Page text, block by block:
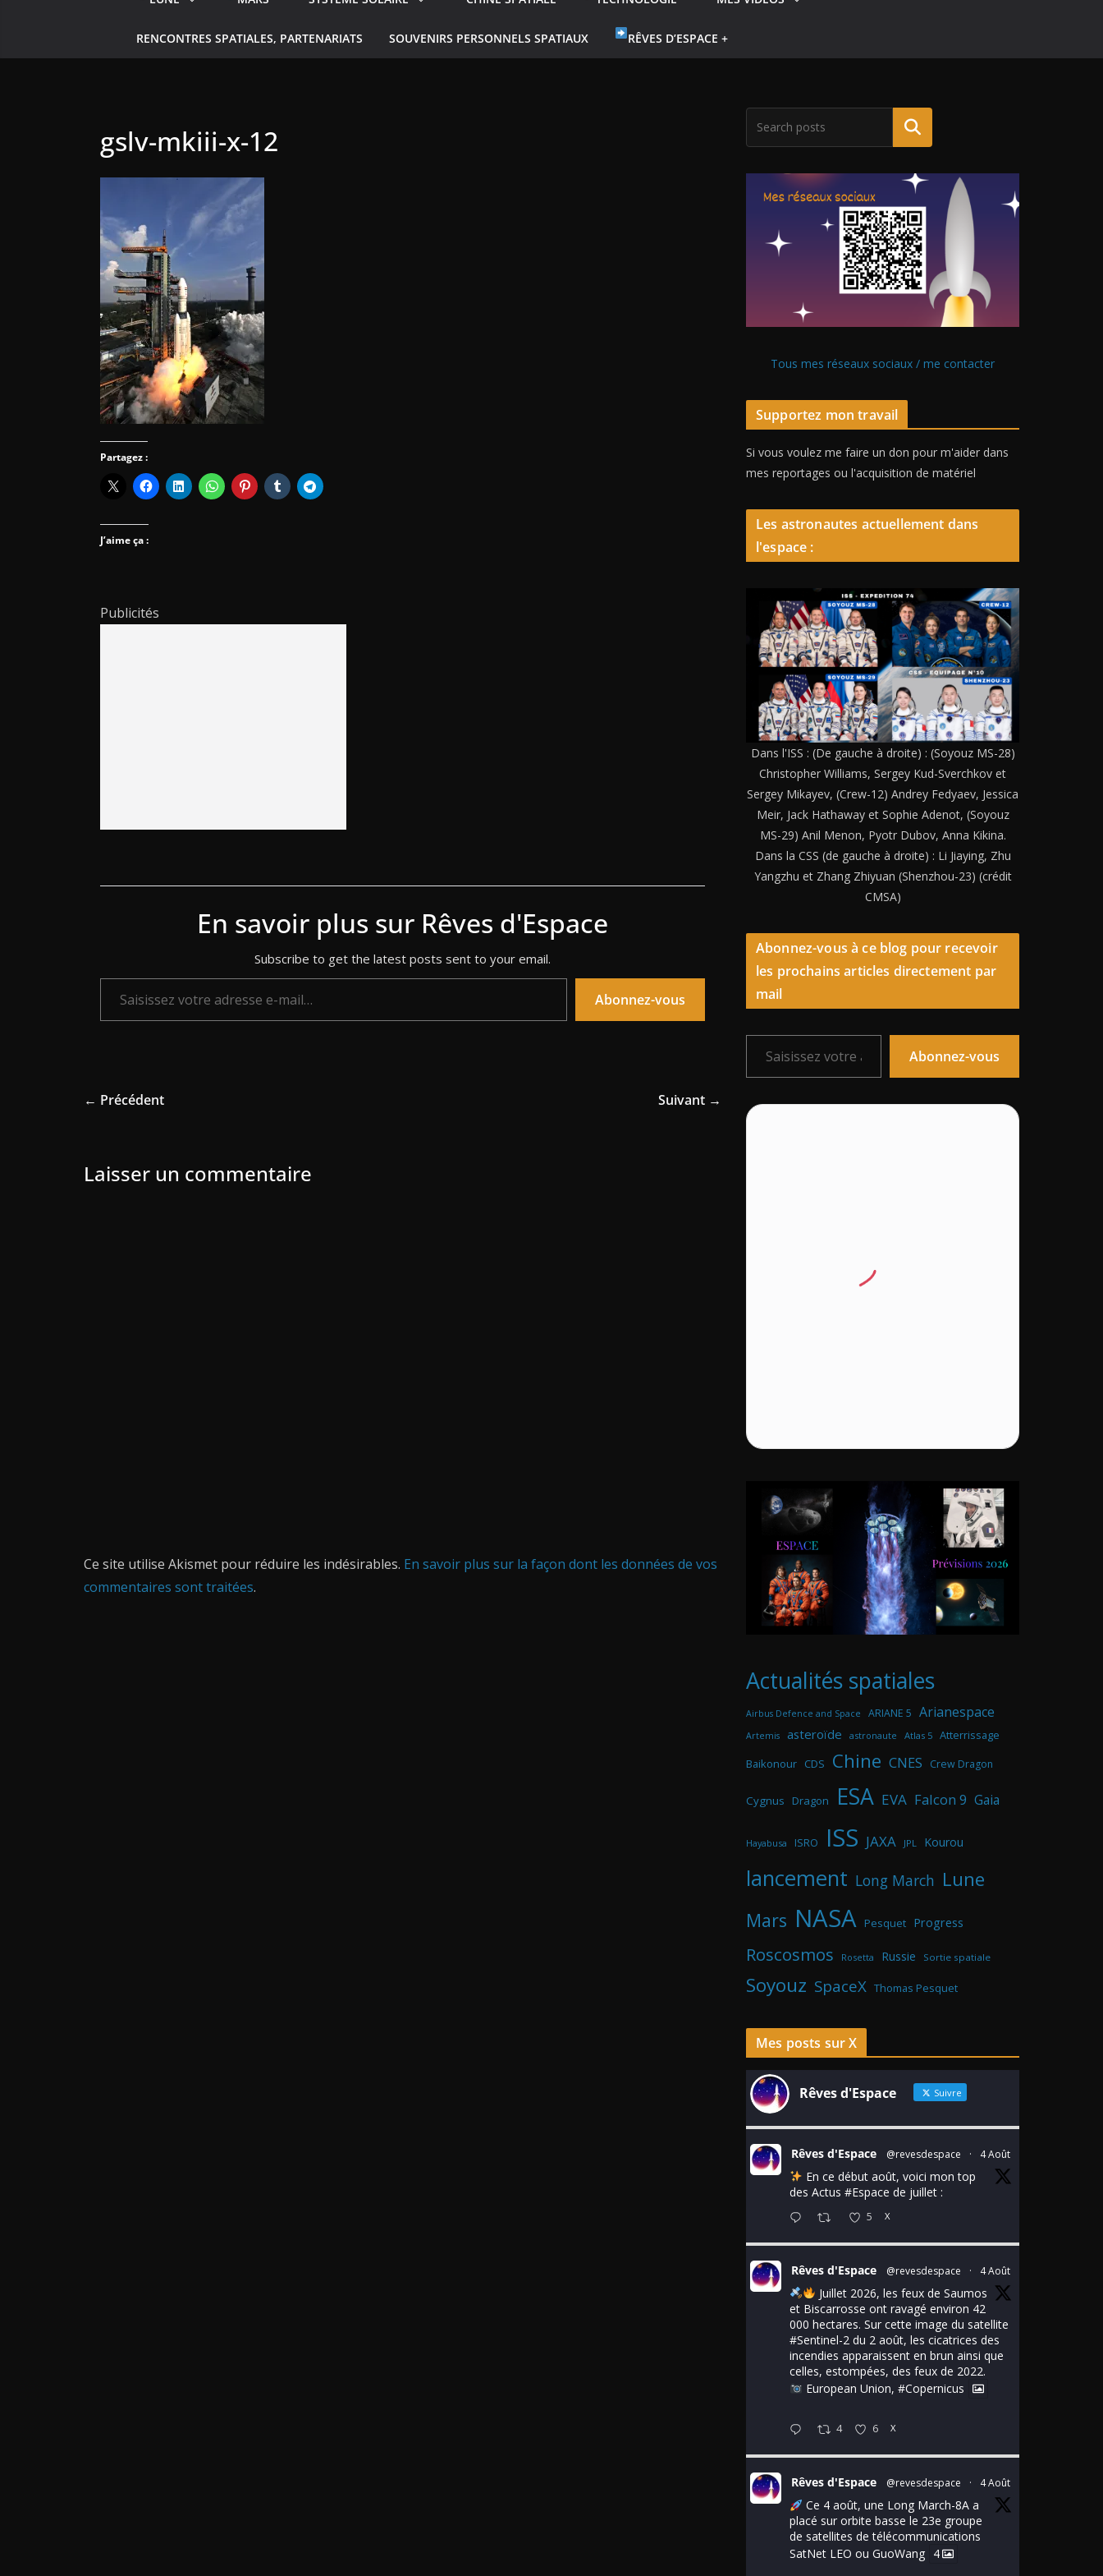
RENCONTRES SPATIALES, PARTENARIATS SOUVENIRS PERSONNELS SPATIAUX RÊVES D’ESPACE +
gslv-mkiii-x-12
Partagez :
J’aime ça :
Publicités
En savoir plus sur Rêves d'Espace
Subscribe to get the latest posts sent to your email.
Saisissez votre adresse e-mail…
Abonnez-vous
← Précédent Suivant →
Laisser un commentaire
Ce site utilise Akismet pour réduire les indésirables. En savoir plus sur la façon dont les données de vos
commentaires sont traitées.
Tous mes réseaux sociaux / me contacter
Supportez mon travail
Si vous voulez me faire un don pour m'aider dans
mes reportages ou l'acquisition de matériel
Les astronautes actuellement dans
l'espace :
Dans l'ISS : (De gauche à droite) : (Soyouz MS-28)
Christopher Williams, Sergey Kud-Sverchkov et
Sergey Mikayev, (Crew-12) Andrey Fedyaev, Jessica
Meir, Jack Hathaway et Sophie Adenot, (Soyouz
MS-29) Anil Menon, Pyotr Dubov, Anna Kikina.
Dans la CSS (de gauche à droite) : Li Jiaying, Zhu
Yangzhu et Zhang Zhiyuan (Shenzhou-23) (crédit
CMSA)
Abonnez-vous à ce blog pour recevoir
les prochains articles directement par
mail
Saisissez votre adresse e-mail…
Abonnez-vous
Actualités spatiales
Airbus Defence and Space ARIANE 5 Arianespace
Artemis asteroïde astronaute Atlas 5 Atterrissage
Baikonour CDS Chine CNES Crew Dragon
Cygnus Dragon ESA EVA Falcon 9 Gaia
Hayabusa ISRO ISS JAXA JPL Kourou
lancement Long March Lune
Mars NASA Pesquet Progress
Roscosmos Rosetta Russie Sortie spatiale
Soyouz SpaceX Thomas Pesquet
Mes posts sur X
Rêves d'Espace Suivre
Rêves d'Espace @revesdespace · 4 Août
En ce début août, voici mon top
des Actus #Espace de juillet :
5 X
Rêves d'Espace @revesdespace · 4 Août
Juillet 2026, les feux de Saumos
et Biscarrosse ont ravagé environ 42
000 hectares. Sur cette image du satellite
#Sentinel-2 du 2 août, les cicatrices des
incendies apparaissent en brun ainsi que
celles, estompées, des feux de 2022.
European Union, #Copernicus
4 6 X
Rêves d'Espace @revesdespace · 4 Août
Ce 4 août, une Long March-8A a
placé sur orbite basse le 23e groupe
de satellites de télécommunications
SatNet LEO ou GuoWang 4